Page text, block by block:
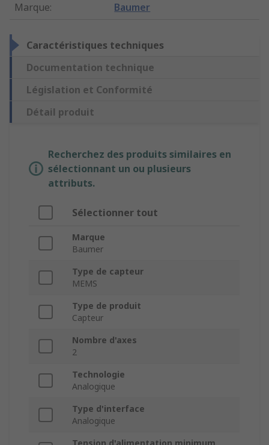
Marque: Baumer
Caractéristiques techniques
Documentation technique
Législation et Conformité
Détail produit
Recherchez des produits similaires en
sélectionnant un ou plusieurs
attributs.
Sélectionner tout
Marque
Baumer
Type de capteur
MEMS
Type de produit
Capteur
Nombre d'axes
2
Technologie
Analogique
Type d'interface
Analogique